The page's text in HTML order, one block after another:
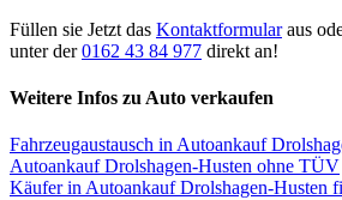
Füllen sie Jetzt das Kontaktformularaus
unter der0162 43 84 977 direkt an!
Weitere Infos zu Auto verkaufen
Fahrzeugaustausch in Autoankauf
Autoankauf Drolshagen-Husten ohne TÜV
Käufer in Autoankauf Drolshagen-Husten